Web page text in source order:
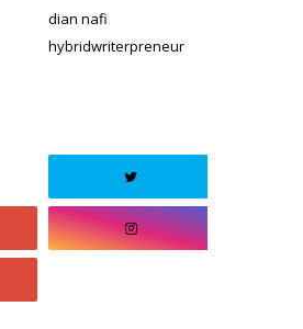
dian nafi
hybridwriterpreneur